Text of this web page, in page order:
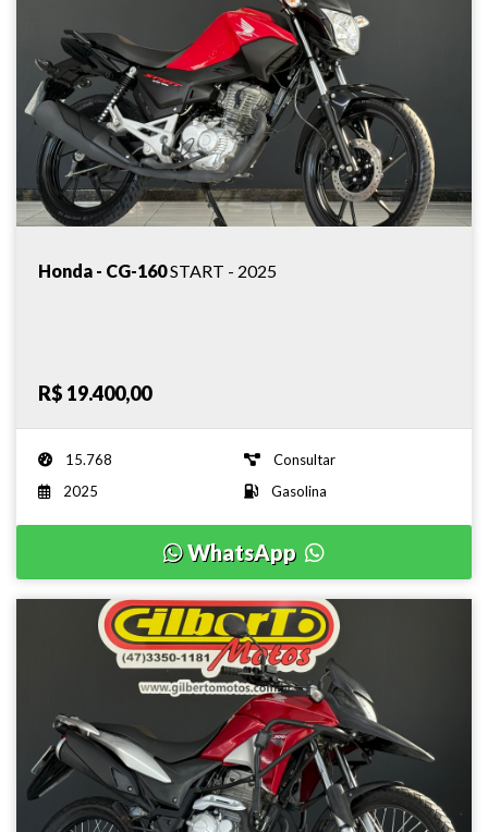
Honda - CG-160START - 2025
R$ 19.400,00
15.768
Consultar
2025
Gasolina
WhatsApp